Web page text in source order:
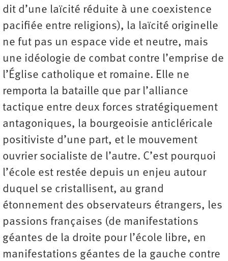
dit d’une laïcité réduite à une coexistence
pacifiée entre religions), la laïcité originelle
ne fut pas un espace vide et neutre, mais
une idéologie de combat contre l’emprise de
l’Église catholique et romaine. Elle ne
remporta la bataille que par l’alliance
tactique entre deux forces stratégiquement
antagoniques, la bourgeoisie anti­cléricale
positiviste d’une part, et le mouvement
ouvrier socialiste de l’autre. C’est pourquoi
l’école est restée depuis un enjeu autour
duquel se cristallisent, au grand
étonnement des observateurs étrangers, les
passions françaises (de manifestations
géantes de la droite pour l’école libre, en
manifestations géantes de la gauche contre